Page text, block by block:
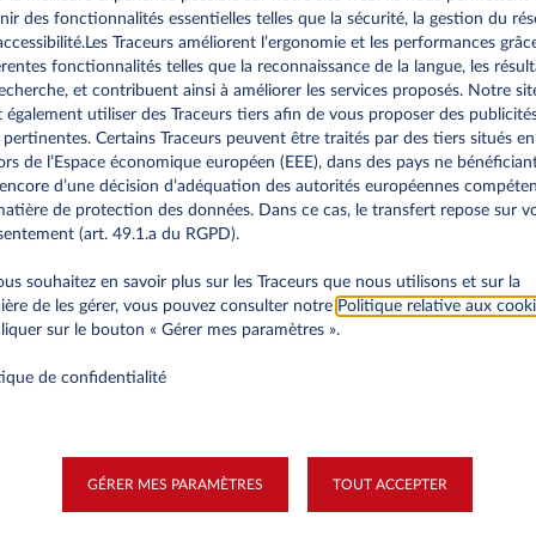
risques avant d'obtenir le permis provisoire ou de passer
que le candidat est capable d’évaluer les dangers potentiels.
à la conduite: Une fois l'examen théorique en poche et le test
le candidat doit suivre des cours de conduite. La filière la plus
une auto-école. Vous suivrez au moins 20 heures de cours et
pratique.
: Vous pouvez ensuite passer l'examen pratique afin
route. Si vous réussissez, vous obtiendrez un permis provisoire
de conduire sous certaines conditions.
: Après une période d'apprentissage avec le permis provisoire,
de conduire définitif, à condition que les restrictions
été respectées.
aussi possible de passer son permis en filière libre. Cette
succès en Belgique. Dans le cadre de cette filière, vous devez
pendant votre apprentissage. Ces guides doivent suivre une
une période d’apprentissage pendant laquelle vous
guide, vous pouvez passer un examen pratique qui vous
conduire définitif.
des fonctionnalités essentielles telles que la sécurité, la gestion du
Traceurs améliorent l’ergonomie et les performances
fonctionnalités telles que la reconnaissance de la langue, les
et contribuent ainsi à améliorer les services proposés. Notre
également utiliser des Traceurs tiers afin de vous proposer des
pertinentes. Certains Traceurs peuvent être traités par des tiers situés en
de l’Espace économique européen (EEE), dans des pays ne
d’une décision d’adéquation des autorités européennes
de protection des données. Dans ce cas, le transfert repose sur
(art. 49.1.a du RGPD).
souhaitez en savoir plus sur les Traceurs que nous utilisons et sur la
de les gérer, vous pouvez consulter notre Politique relative aux
sur le bouton « Gérer mes paramètres ».
de confidentialité
GÉRER MES PARAMÈTRES TOUT ACCEPTER